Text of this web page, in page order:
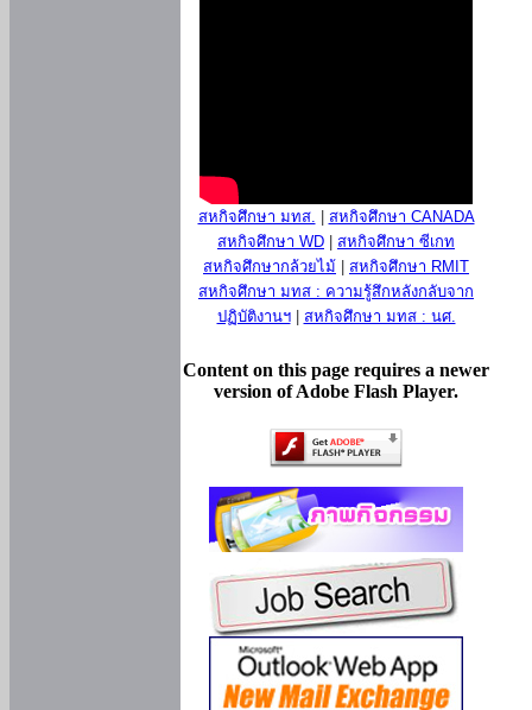
สหกิจศึกษา มทส.
สหกิจศึกษา CANADA
สหกิจศึกษา WD
สหกิจศึกษา ซีเกท
สหกิจศึกษากล้วยไม้
สหกิจศึกษา RMIT
สหกิจศึกษา มทส : ความรู้สึกหลังกลับจาก
ปฏิบัติงานฯ| สหกิจศึกษา มทส : นศ.
Content on this page requires a newer
version of Adobe Flash Player.